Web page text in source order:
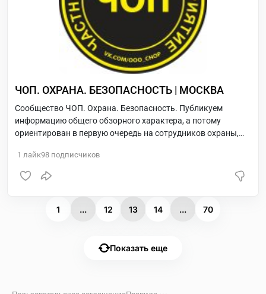
ЧОП. ОХРАНА. БЕЗОПАСНОСТЬ | МОСКВА
Сообщество ЧОП. Охрана. Безопасность. Публикуем
информацию общего обзорного характера, а потому
ориентирован в первую очередь на сотрудников охраны,
больше информации о чопах города Москва. Услуги
вакансии
1 лайк98 подписчиков
1 ... 12 13 14 ... 70
Показать еще